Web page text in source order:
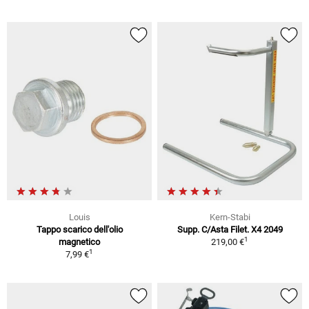
Louis
Tappo scarico dell'olio
magnetico
7,99 €1
Kern-Stabi
Supp. C/Asta Filet. X4 2049
219,00 €1